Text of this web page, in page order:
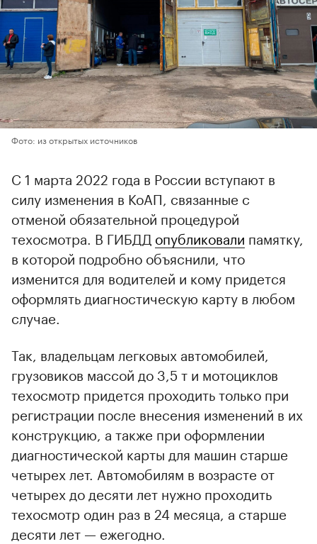
Фото: из открытых источников
С 1 марта 2022 года в России вступают в
силу изменения в КоАП, связанные с
отменой обязательной процедурой
техосмотра. В ГИБДД опубликовали памятку,
в которой подробно объяснили, что
изменится для водителей и кому придется
оформлять диагностическую карту в любом
случае.
Так, владельцам легковых автомобилей,
грузовиков массой до 3,5 т и мотоциклов
техосмотр придется проходить только при
регистрации после внесения изменений в их
конструкцию, а также при оформлении
диагностической карты для машин старше
четырех лет. Автомобилям в возрасте от
четырех до десяти лет нужно проходить
техосмотр один раз в 24 месяца, а старше
десяти лет — ежегодно.